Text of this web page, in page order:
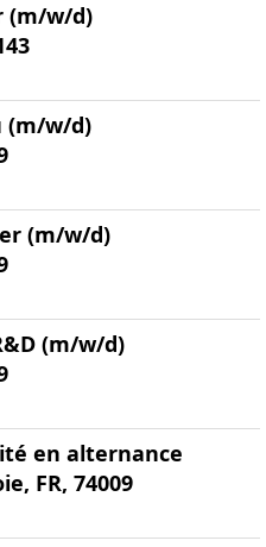
(m/w/d)
(m/w/d)
(m/w/d)
(m/w/d)
en alternance
FR, 74009